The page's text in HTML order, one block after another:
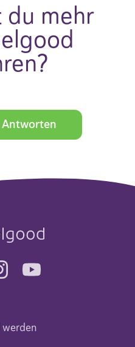
mehr
Antworten